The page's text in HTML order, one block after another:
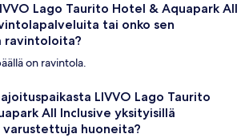
Lago Taurito Hotel & Aquapark All
tai onko sen
ravintoloita?
on ravintola.
LIVVO Lago Taurito
All Inclusive yksityisillä
huoneita?